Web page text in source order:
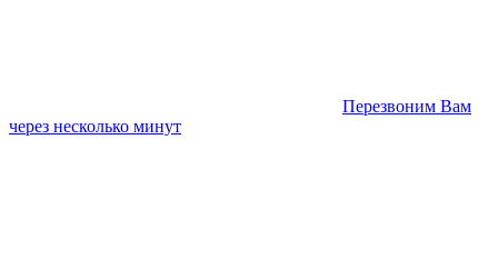
Перезвоним Вам
через несколько минут